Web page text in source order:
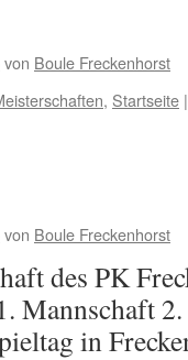
von Boule Freckenhorst
, Startseite |
von Boule Freckenhorst
des PK
Mannschaft
in